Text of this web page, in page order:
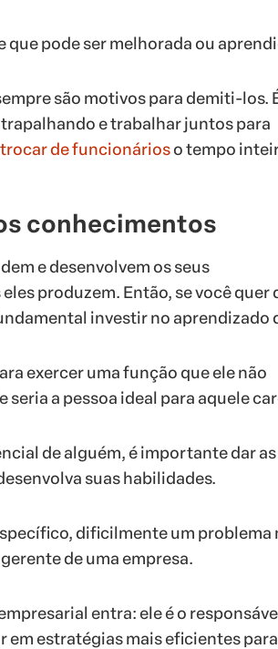
pode ser melhorada ou
são motivos para demiti-los.
e trabalhar juntos para
trocar de funcionárioso tempo
conhecimentos
e desenvolvem os seus
produzem. Então, se você quer
investir no aprendizado
exercer uma função que ele não
a pessoa ideal para aquele
de alguém, é importante dar as
suas habilidades.
dificilmente um problema
de uma empresa.
entra: ele é o
em estratégias mais eficientes